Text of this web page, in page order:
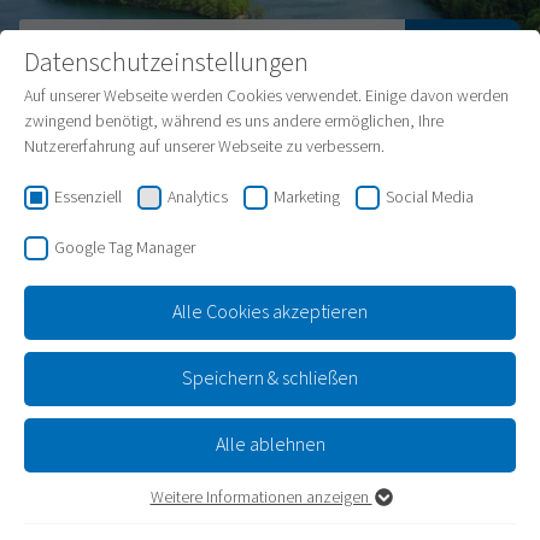
Zum
Inhalt
springen
Heizung & Wasser Wasserkraftwerke
Wasserkraft
Bewegungsenergie für eine
Datenschutzeinstellungen
Auf unserer Webseite werden Cookies verwendet. Einige davon werden
zwingend benötigt, während es uns andere ermöglichen, Ihre
Nutzererfahrung auf unserer Webseite zu verbessern.
Essenziell Analytics Marketing Social Media
Google Tag Manager
Alle Cookies akzeptieren
Speichern & schließen
Alle ablehnen
Weitere Informationen anzeigen